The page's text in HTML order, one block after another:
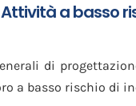
Attività a basso
di
a basso rischio di